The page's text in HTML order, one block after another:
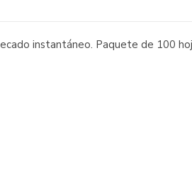
instantáneo. Paquete de 100